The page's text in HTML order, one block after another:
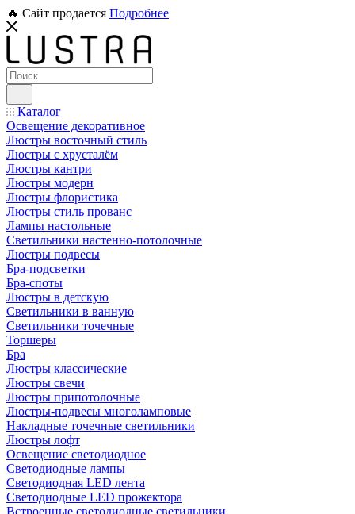
🔥 Сайт продается Подробнее
Каталог
Освещение декоративное
Люстры восточный стиль
Люстры с хрусталём
Люстры кантри
Люстры модерн
Люстры флористика
Люстры стиль прованс
Лампы настольные
Светильники настенно-потолочные
Люстры подвесы
Бра-подсветки
Бра-споты
Люстры в детскую
Светильники в ванную
Светильники точечные
Торшеры
Бра
Люстры классические
Люстры свечи
Люстры припотолочные
Люстры-подвесы многоламповые
Накладные точечные светильники
Люстры лофт
Освещение светодиодное
Светодиодные лампы
Светодиодная LED лента
Светодиодные LED прожектора
Встроенные светодиодные светильники